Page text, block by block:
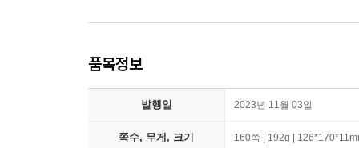
품목정보
발행일 2023년 11월 03일
쪽수, 무게, 크기 160쪽 | 192g |